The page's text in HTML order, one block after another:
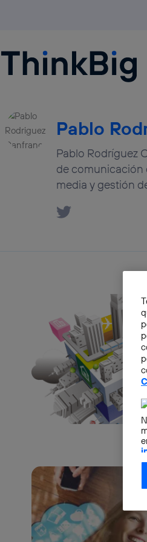
Pablo
Pablo Rodríguez
de comunicación
media y gestión